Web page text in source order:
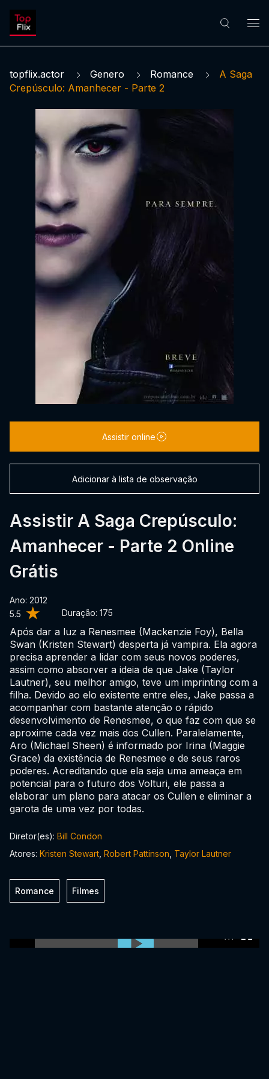
topflix.actor Genero Romance
A Saga
Crepúsculo: Amanhecer - Parte 2
5.5 Duração: 175
Assistir A Saga Crepúsculo:
Amanhecer - Parte 2 Online
Grátis
Ano: 2012
Após dar a luz a Renesmee (Mackenzie Foy), Bella
Swan (Kristen Stewart) desperta já vampira. Ela agora
precisa aprender a lidar com seus novos poderes,
assim como absorver a ideia de que Jake (Taylor
Lautner), seu melhor amigo, teve um imprinting com a
filha. Devido ao elo existente entre eles, Jake passa a
acompanhar com bastante atenção o rápido
desenvolvimento de Renesmee, o que faz com que se
aproxime cada vez mais dos Cullen. Paralelamente,
Aro (Michael Sheen) é informado por Irina (Maggie
Grace) da existência de Renesmee e de seus raros
poderes. Acreditando que ela seja uma ameaça em
potencial para o futuro dos Volturi, ele passa a
elaborar um plano para atacar os Cullen e eliminar a
garota de uma vez por todas.
Assistir online
Adicionar à lista de observação
Diretor(es): Bill Condon
Atores: Kristen Stewart Robert Pattinson Taylor Lautner
Romance Filmes